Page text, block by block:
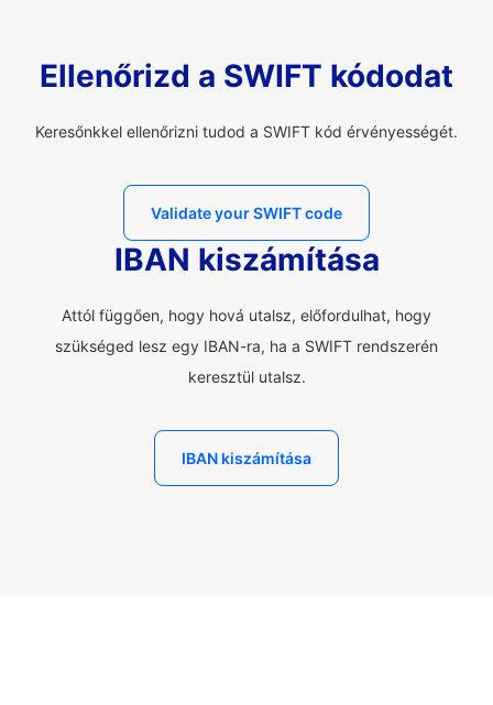
Ellenőrizd a SWIFT kódodat
Keresőnkkel ellenőrizni tudod a SWIFT kód érvényességét.
Validate your SWIFT code
IBAN kiszámítása
Attól függően, hogy hová utalsz, előfordulhat, hogy
szükséged lesz egy IBAN-ra, ha a SWIFT rendszerén
keresztül utalsz.
IBAN kiszámítása